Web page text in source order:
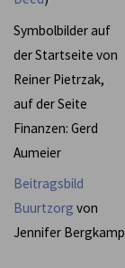
Symbolbilder auf
der Startseite von
Reiner Pietrzak,
auf der Seite
Finanzen: Gerd
Aumeier
Beitragsbild
Buurtzorg von
Jennifer Bergkamp